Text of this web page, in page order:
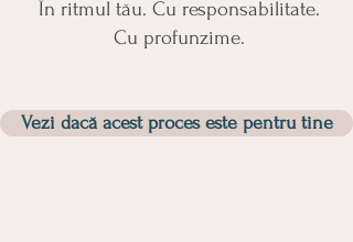
În ritmul tău. Cu responsabilitate.
Cu profunzime.
Vezi dacă acest proces este pentru tine